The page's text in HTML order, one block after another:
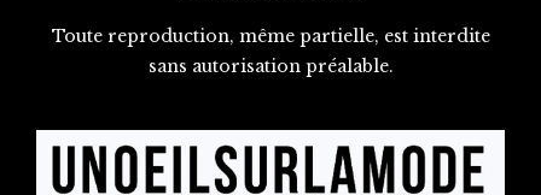
Toute reproduction, même partielle, est interdite
sans autorisation préalable.